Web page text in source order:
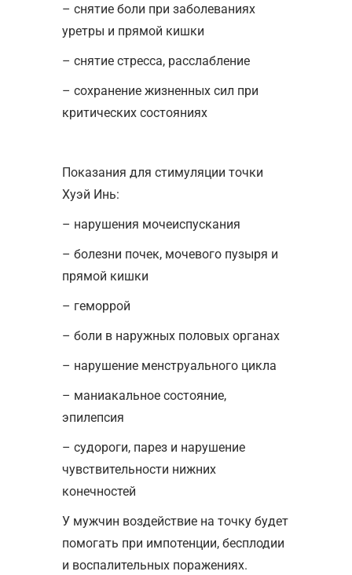
– снятие боли при заболеваниях
уретры и прямой кишки
– снятие стресса, расслабление
– сохранение жизненных сил при
критических состояниях
Показания для стимуляции точки
Хуэй Инь:
– нарушения мочеиспускания
– болезни почек, мочевого пузыря и
прямой кишки
– геморрой
– боли в наружных половых органах
– нарушение менструального цикла
– маниакальное состояние,
эпилепсия
– судороги, парез и нарушение
чувствительности нижних
конечностей
У мужчин воздействие на точку будет
помогать при импотенции, бесплодии
и воспалительных поражениях.